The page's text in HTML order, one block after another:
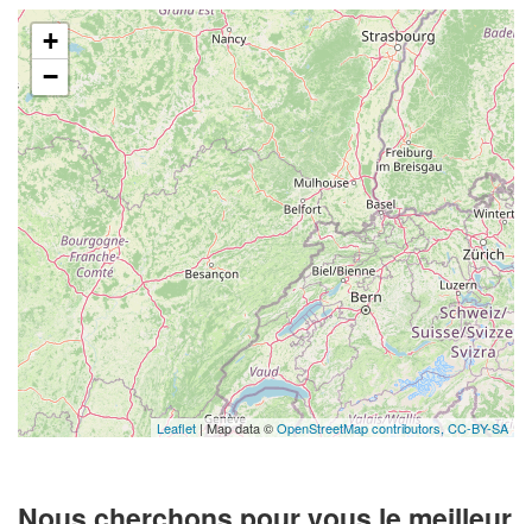
+
−
Leaflet| Map data ©OpenStreetMap contributors, CC-BY-SA